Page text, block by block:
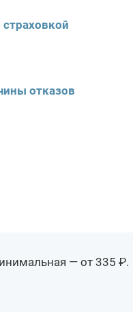
отказов
— от 335 ₽.